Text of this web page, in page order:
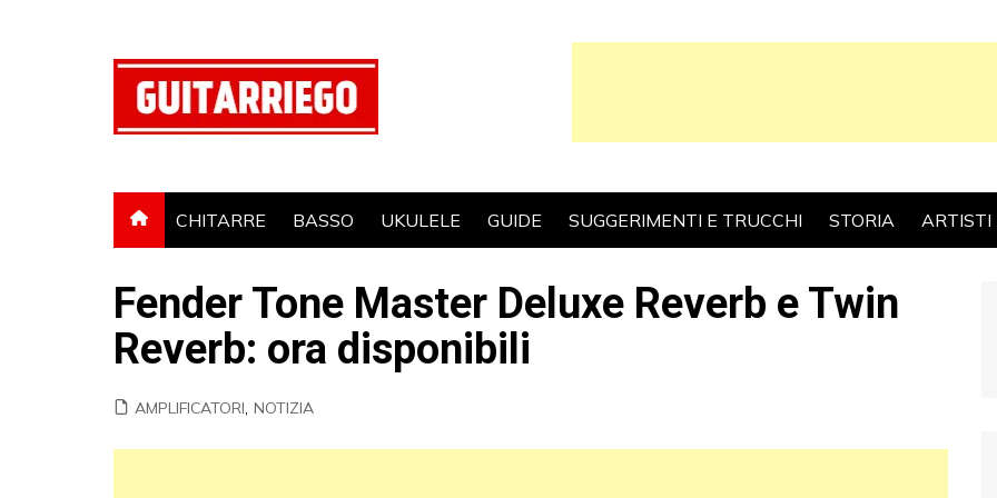
CHITARRE BASSO UKULELE GUIDE SUGGERIMENTI E TRUCCHI STORIA ARTISTI
Fender Tone Master Deluxe Reverb e Twin
Reverb: ora disponibili
AMPLIFICATORI, NOTIZIA